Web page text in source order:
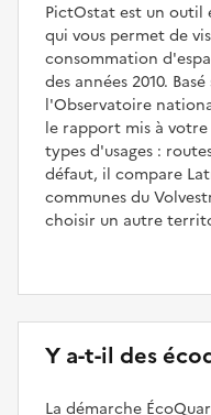
PictOstat est un outil
qui vous permet de
consommation
des années 2010.
l'Observatoire
le rapport mis à
types d'usages :
défaut, il compare
communes du
choisir un autre
Y a-t-il des
La démarche